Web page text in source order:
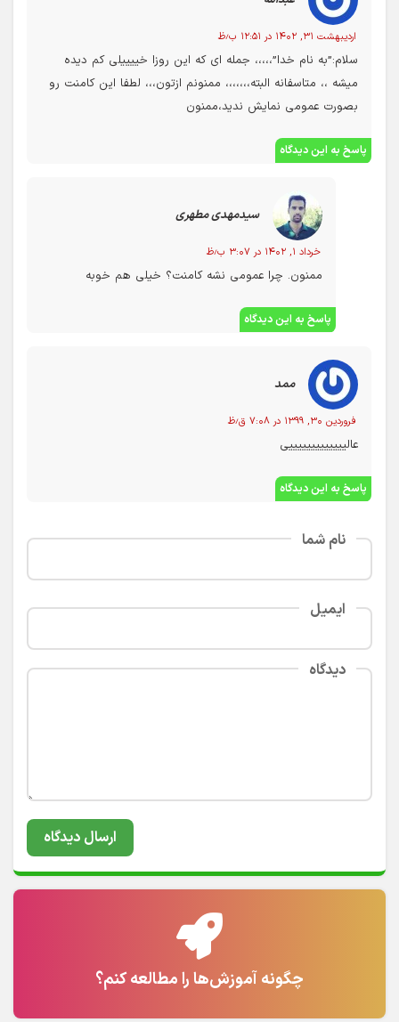
اردیبهشت ۳۱, ۱۴۰۲ در ۱۲:۵۱ ب٫ظ
سلام:”به نام خدا”،،،،، جمله ای که این روزا خییییلی کم دیده
میشه ،، متاسفانه البته،،،،،،، ممنونم ازتون،،، لطفا این کامنت رو
بصورت عمومی نمایش ندید،ممنون
پاسخ به این دیدگاه
سیدمهدی مطهری
خرداد ۱, ۱۴۰۲ در ۳:۰۷ ب٫ظ
ممنون. چرا عمومی نشه کامنت؟ خیلی هم خوبه
پاسخ به این دیدگاه
ممد
فروردین ۳۰, ۱۳۹۹ در ۷:۰۸ ق٫ظ
عالیییییییییییییی
پاسخ به این دیدگاه
نام شما
ایمیل
دیدگاه
چگونه آموزش‌ها را مطالعه کنم؟